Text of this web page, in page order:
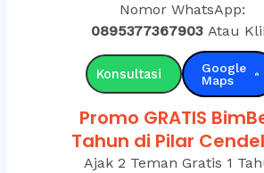
Nomor WhatsApp:
0895377367903 Atau
Konsultasi
Google
Maps
Promo GRATIS
Tahun di Pilar
Ajak 2 Teman Gratis 1